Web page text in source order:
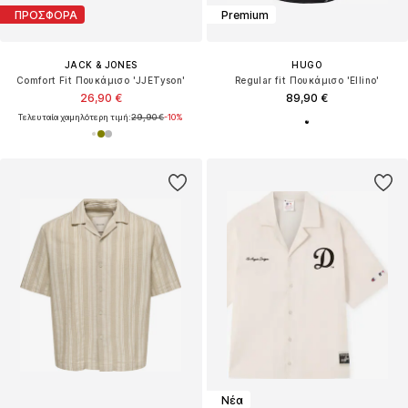
ΠΡΟΣΦΟΡΑ
JACK & JONES
Comfort Fit Πουκάμισο 'JJETyson'
26,90 €
Τελευταία χαμηλότερη τιμή:29,90 €-10%
Premium
HUGO
Regular fit Πουκάμισο 'Ellino'
89,90 €
Νέα